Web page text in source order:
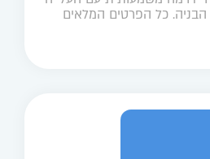
כל הפרטים המלאים